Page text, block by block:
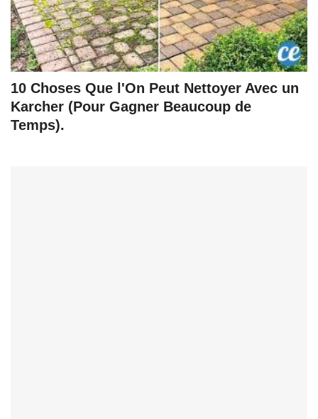
10 Choses Que l'On Peut Nettoyer Avec un
Karcher (Pour Gagner Beaucoup de
Temps).